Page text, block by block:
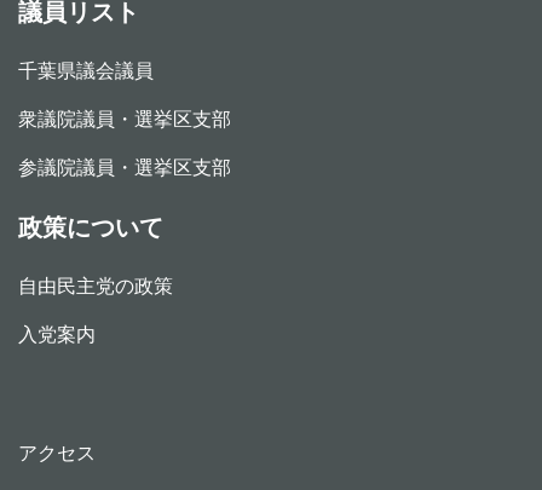
議員リスト
千葉県議会議員
衆議院議員・選挙区支部
参議院議員・選挙区支部
政策について
自由民主党の政策
入党案内
アクセス